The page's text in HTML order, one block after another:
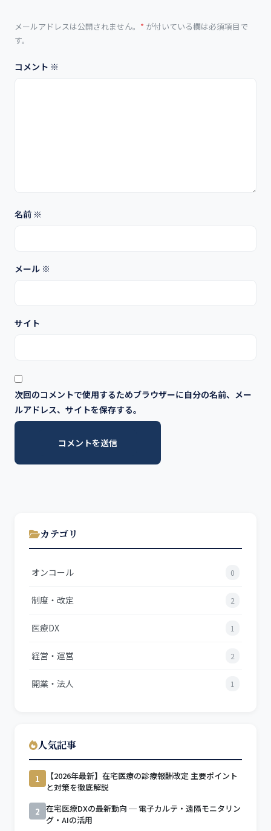
メールアドレスは公開されません。 * が付いている欄は必須項目で
す。
コメント ※
名前 ※
メール ※
サイト
次回のコメントで使用するためブラウザーに自分の名前、メー
ルアドレス、サイトを保存する。
カテゴリ
オンコール 0
制度・改定 2
医療DX 1
経営・運営 2
開業・法人 1
人気記事
1
【2026年最新】在宅医療の診療報酬改定 主要ポイント
と対策を徹底解説
2 在宅医療DXの最新動向 ─ 電子カルテ・遠隔モニタリン
グ・AIの活用